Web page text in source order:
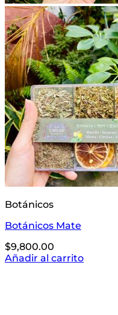
Botánicos
Botánicos Mate
$9,800.00
Añadir al carrito